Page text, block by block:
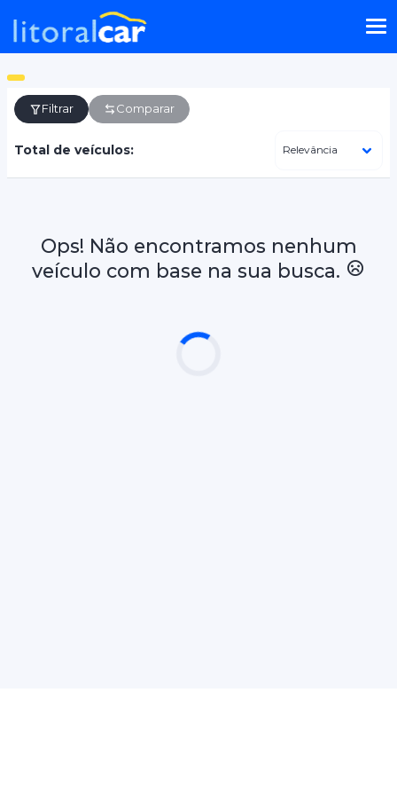
Filtrar Comparar
Total de veículos:
Ops! Não encontramos nenhum
veículo com base na sua busca.